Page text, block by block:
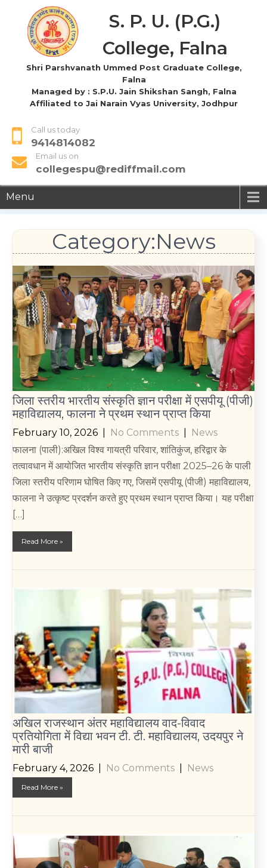
S. P. U. (P.G.)
College, Falna
Shri Parshvanath Ummed Post Graduate College,
Falna
Managed by : S.P.U. Jain Shikshan Sangh, Falna
Affiliated to Jai Narain Vyas University, Jodhpur
Call us today
9414814082
Email us on
collegespu@rediffmail.com
Menu
Category:News
जिला स्तरीय भारतीय संस्कृति ज्ञान परीक्षा में एसपीयू (पीजी)
महाविद्यालय, फालना ने प्रथम स्थान प्राप्त किया
February 10, 2026 No Comments
News
फालना (पाली):अखिल विश्व गायत्री परिवार, शांतिकुंज, हरिद्वार के
तत्वावधान में आयोजित भारतीय संस्कृति ज्ञान परीक्षा 2025–26 के पाली
जिला स्तरीय परिणाम घोषित किए गए, जिसमें एसपीयू (पीजी) महाविद्यालय,
फालना ने उत्कृष्ट प्रदर्शन करते हुए प्रथम स्थान प्राप्त किया। यह परीक्षा
[…]
Read More »
अखिल राजस्थान अंतर महाविद्यालय वाद-विवाद
प्रतियोगिता में विद्या भवन टी. टी. महाविद्यालय, उदयपुर ने
मारी बाजी
February 4, 2026 No Comments News
Read More »